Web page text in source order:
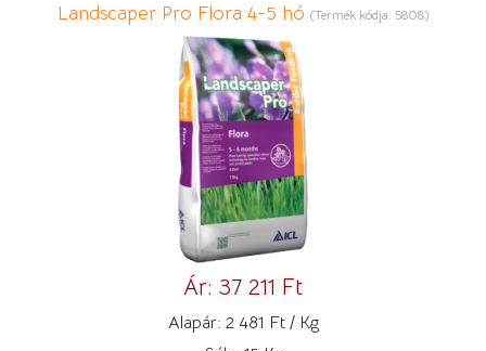
Landscaper Pro Flora 4-5 hó (Termék kódja: 5808)
Ár: 37 211 Ft
Alapár: 2 481 Ft / Kg